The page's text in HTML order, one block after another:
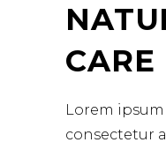
CARE
Lorem
consectetur